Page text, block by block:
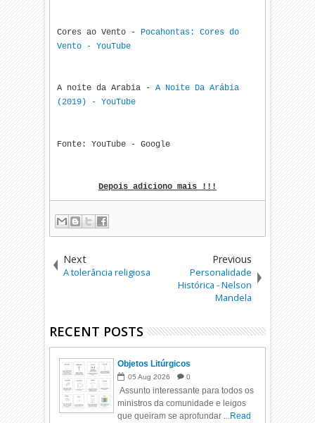
Cores ao Vento - Pocahontas: Cores do
Vento - YouTube
A noite da Arabia -A Noite Da Arábia
(2019) - YouTube
Fonte: YouTube - Google
Depois adiciono mais !!!
Next
A tolerância religiosa
Previous
Personalidade
Histórica - Nelson
Mandela
RECENT POSTS
Objetos Litúrgicos
05 Aug 2026 0
Assunto interessante para todos os
ministros da comunidade e leigos
que queiram se aprofundar ... Read